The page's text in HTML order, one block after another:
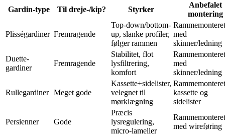
Gardin-type Til dreje-/kip? Styrker
Anbefalet
montering
Plisségardiner Fremragende
Top-down/bottom-
up, slanke profiler,
følger rammen
Rammemonteret
med
skinner/ledning
Duette-
gardiner
Fremragende
Stabilitet, flot
lysfiltrering,
komfort
Rammemonteret
med
skinner/ledning
Rullegardiner Meget gode
Kassette+sidelister,
velegnet til
mørklægning
Rammemonteret
kassette og
sidelister
Persienner Gode
Præcis
lysregulering,
micro-lameller
Rammemonteret
med wireføring